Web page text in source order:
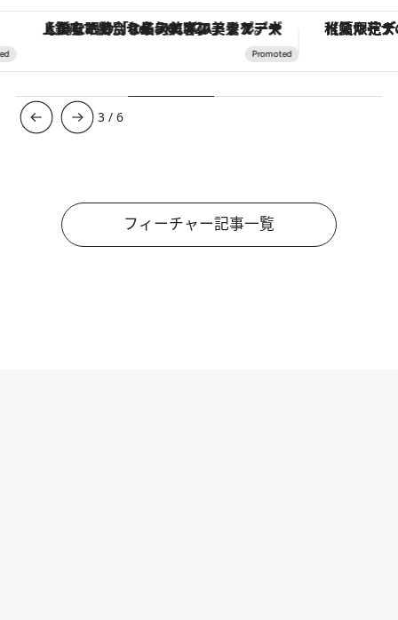
【銀座で出合う最旬美容】美髪ケアや上質な眠り…セルフケアのアップデートから、特別な名入れギフトまで。大人のための「ReFa GINZA」クルーズ 【夏限定ディナーコース】旬を
3 /6
フィーチャー記事一覧